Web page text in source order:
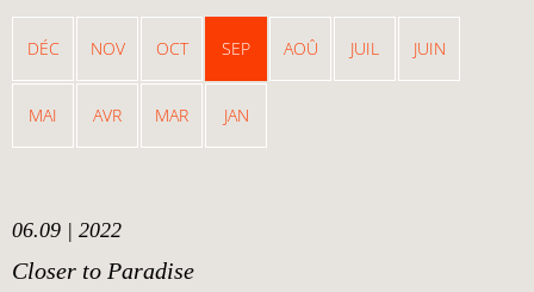
DÉC NOV OCT SEP AOÛ JUIL JUIN
MAI AVR MAR JAN
06.09 | 2022
Closer to Paradise